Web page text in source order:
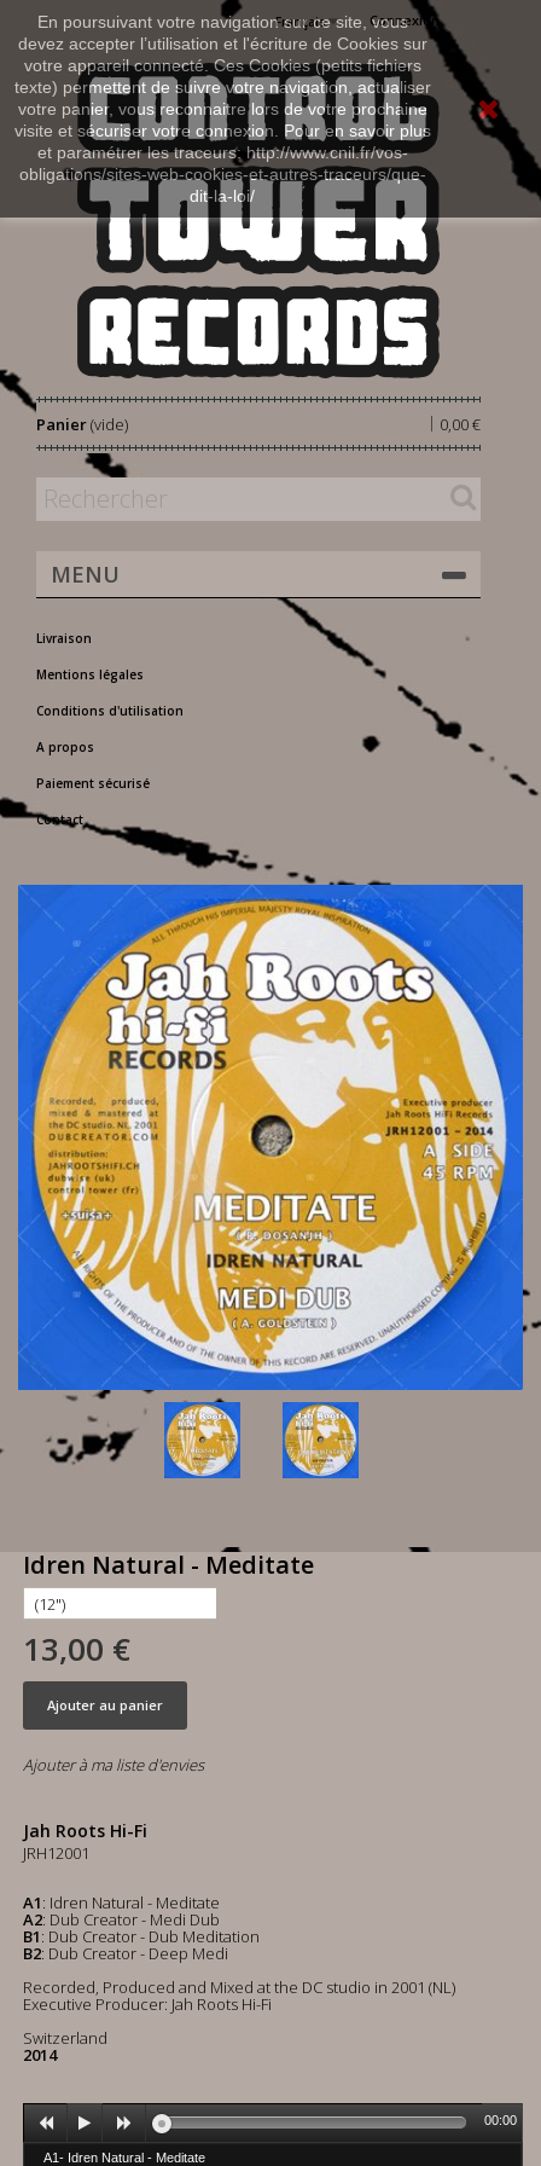
En poursuivant votre navigation sur ce site, vous
devez accepter l’utilisation et l'écriture de Cookies sur
votre appareil connecté. Ces Cookies (petits fichiers
texte) permettent de suivre votre navigation, actualiser
votre panier, vous reconnaitre lors de votre prochaine
visite et sécuriser votre connexion. Pour en savoir plus
et paramétrer les traceurs: http://www.cnil.fr/vos-
obligations/sites-web-cookies-et-autres-traceurs/que-
dit-la-loi/
Connexion
Français
Panier 0,00 €
|
(vide)
MENU
Livraison
Mentions légales
Conditions d'utilisation
A propos
Paiement sécurisé
Contact
Idren Natural - Meditate
13,00 €
Ajouter au panier
Ajouter à ma liste d'envies
Jah Roots Hi-Fi
JRH12001
A1: Idren Natural - Meditate
A2: Dub Creator - Medi Dub
B1: Dub Creator - Dub Meditation
B2: Dub Creator - Deep Medi
Recorded, Produced and Mixed at the DC studio in 2001 (NL)
Executive Producer: Jah Roots Hi-Fi
Switzerland
2014
A1- Idren Natural - Meditate
00:00